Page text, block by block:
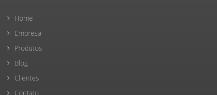
Home
Empresa
Produtos
Blog
Clientes
Contato